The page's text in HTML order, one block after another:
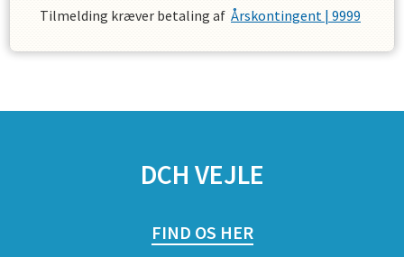
Tilmelding kræver betaling af Årskontingent | 9999
DCH VEJLE
FIND OS HER